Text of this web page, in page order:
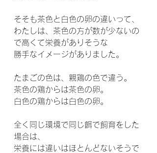
そそも茶色と白色の卵の違いって、
わたしは、茶色の方が数が少ないの
で高くて栄養がありそうな
勝手なイメージがありました。
たまごの色は、親鶏の色で違う。
茶色の鶏からは茶色の卵。
白色の鶏からは白色の卵。
全く同じ環境で同じ餌で飼育をした
場合は、
栄養には違いはほとんどないそうで